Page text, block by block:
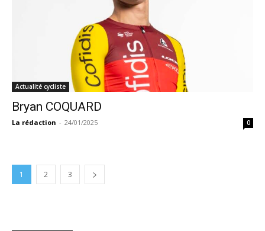
Actualité cycliste
Bryan COQUARD
La rédaction - 24/01/2025 0
1 2 3